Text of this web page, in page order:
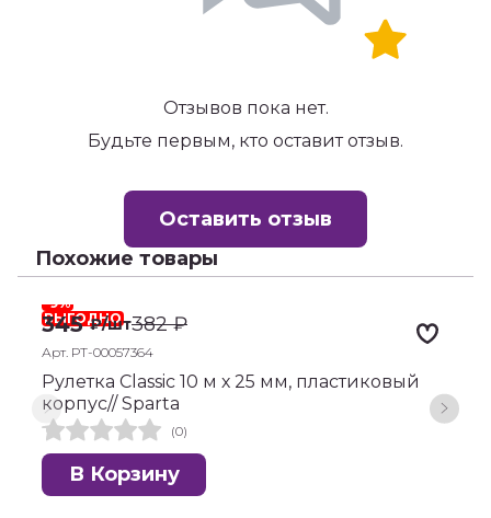
Отзывов пока нет.
Будьте первым, кто оставит отзыв.
Оставить отзыв
Похожие товары
ВЫГОДНО
-9%
345₽/шт382₽
Арт. РТ-00057364
Рулетка Classic 10 м х 25 мм, пластиковый
корпус// Sparta
(0)
В Корзину